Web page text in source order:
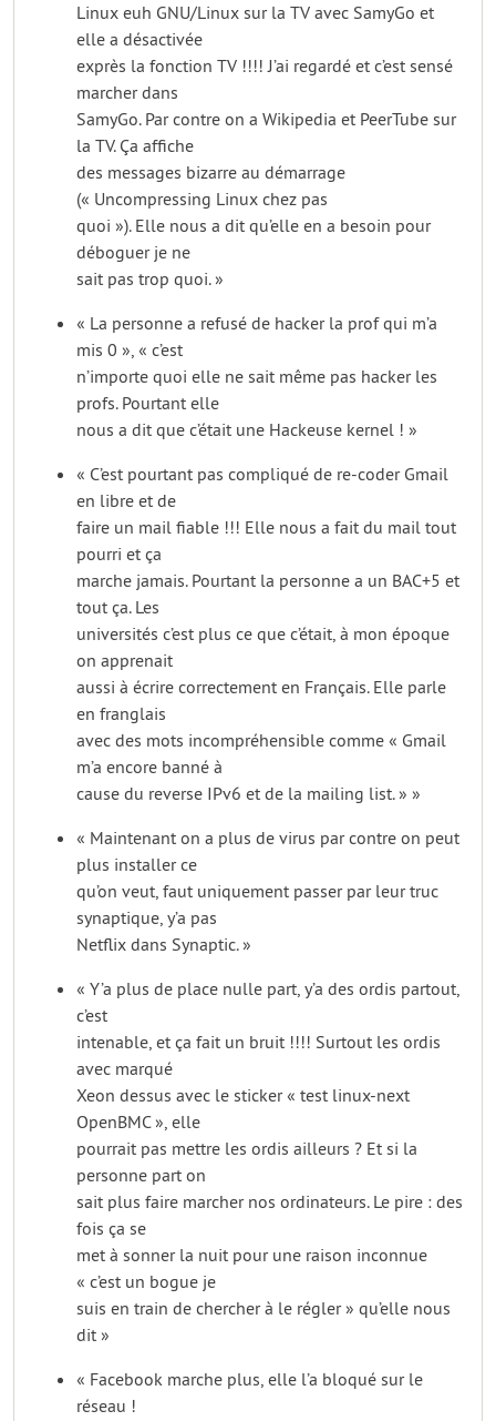
Linux euh GNU/Linux sur la TV avec SamyGo et
elle a désactivée
exprès la fonction TV !!!! J’ai regardé et c’est sensé
marcher dans
SamyGo. Par contre on a Wikipedia et PeerTube sur
la TV. Ça affiche
des messages bizarre au démarrage
(« Uncompressing Linux chez pas
quoi »). Elle nous a dit qu’elle en a besoin pour
déboguer je ne
sait pas trop quoi. »
« La personne a refusé de hacker la prof qui m’a
mis 0 », « c’est
n’importe quoi elle ne sait même pas hacker les
profs. Pourtant elle
nous a dit que c’était une Hackeuse kernel ! »
« C’est pourtant pas compliqué de re-coder Gmail
en libre et de
faire un mail fiable !!! Elle nous a fait du mail tout
pourri et ça
marche jamais. Pourtant la personne a un BAC+5 et
tout ça. Les
universités c’est plus ce que c’était, à mon époque
on apprenait
aussi à écrire correctement en Français. Elle parle
en franglais
avec des mots incompréhensible comme « Gmail
m’a encore banné à
cause du reverse IPv6 et de la mailing list. » »
« Maintenant on a plus de virus par contre on peut
plus installer ce
qu’on veut, faut uniquement passer par leur truc
synaptique, y’a pas
Netflix dans Synaptic. »
« Y’a plus de place nulle part, y’a des ordis partout,
c’est
intenable, et ça fait un bruit !!!! Surtout les ordis
avec marqué
Xeon dessus avec le sticker « test linux-next
OpenBMC », elle
pourrait pas mettre les ordis ailleurs ? Et si la
personne part on
sait plus faire marcher nos ordinateurs. Le pire : des
fois ça se
met à sonner la nuit pour une raison inconnue
« c’est un bogue je
suis en train de chercher à le régler » qu’elle nous
dit »
« Facebook marche plus, elle l’a bloqué sur le
réseau !